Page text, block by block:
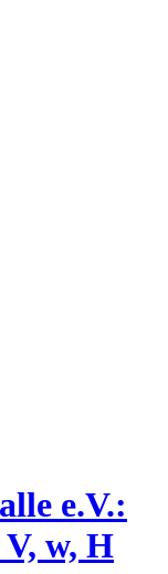
e.V.:
w, H